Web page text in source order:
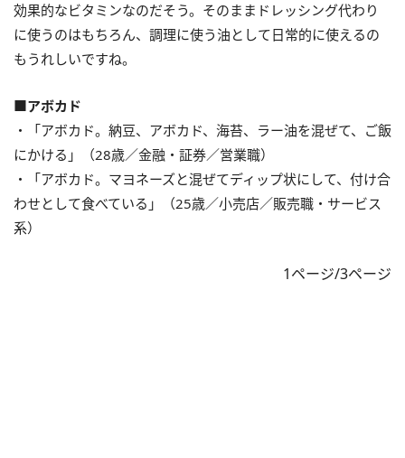
効果的なビタミンなのだそう。そのままドレッシング代わり
に使うのはもちろん、調理に使う油として日常的に使えるの
もうれしいですね。
■アボカド
・「アボカド。納豆、アボカド、海苔、ラー油を混ぜて、ご飯
にかける」（28歳／金融・証券／営業職）
・「アボカド。マヨネーズと混ぜてディップ状にして、付け合
わせとして食べている」（25歳／小売店／販売職・サービス
系）
1ページ/3ページ